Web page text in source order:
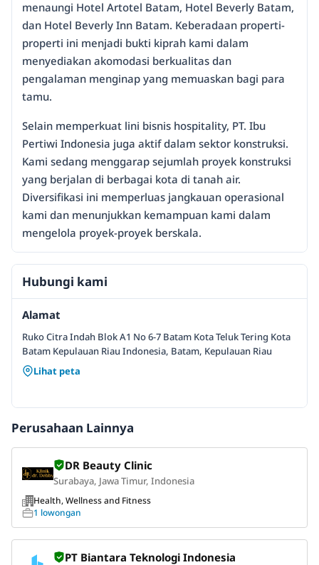
menaungi Hotel Artotel Batam, Hotel Beverly Batam,
dan Hotel Beverly Inn Batam. Keberadaan properti-
properti ini menjadi bukti kiprah kami dalam
menyediakan akomodasi berkualitas dan
pengalaman menginap yang memuaskan bagi para
tamu.
Selain memperkuat lini bisnis hospitality, PT. Ibu
Pertiwi Indonesia juga aktif dalam sektor konstruksi.
Kami sedang menggarap sejumlah proyek konstruksi
yang berjalan di berbagai kota di tanah air.
Diversifikasi ini memperluas jangkauan operasional
kami dan menunjukkan kemampuan kami dalam
mengelola proyek-proyek berskala.
Hubungi kami
Alamat
Ruko Citra Indah Blok A1 No 6-7 Batam Kota Teluk Tering Kota
Batam Kepulauan Riau Indonesia, Batam, Kepulauan Riau
Lihat peta
Perusahaan Lainnya
DR Beauty Clinic
Surabaya, Jawa Timur, Indonesia
Health, Wellness and Fitness
1 lowongan
PT Biantara Teknologi Indonesia